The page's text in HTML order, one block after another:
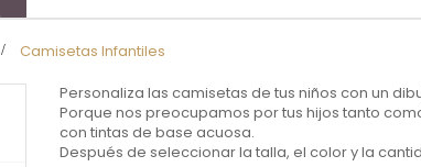
> Camisetas Infantiles
Personaliza las camisetas de tus niños con un
Porque nos preocupamos por tus hijos tanto
con tintas de base acuosa.
Después de seleccionar la talla, el color y la